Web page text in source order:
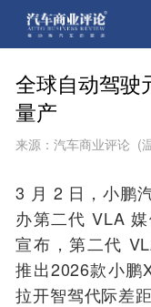
全球自动驾驶
量产
来源：汽车商业评论
3 月 2 日，小鹏
办第二代 VLA
宣布，第二代
推出2026款小鹏
拉开智驾代际差距